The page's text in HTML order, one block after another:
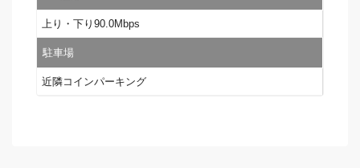
上り・下り90.0Mbps
駐車場
近隣コインパーキング